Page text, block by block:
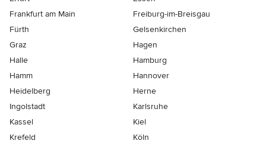
Frankfurt am Main
Freiburg-im-Breisgau
Fürth
Gelsenkirchen
Graz
Hagen
Halle
Hamburg
Hamm
Hannover
Heidelberg
Herne
Ingolstadt
Karlsruhe
Kassel
Kiel
Krefeld
Köln